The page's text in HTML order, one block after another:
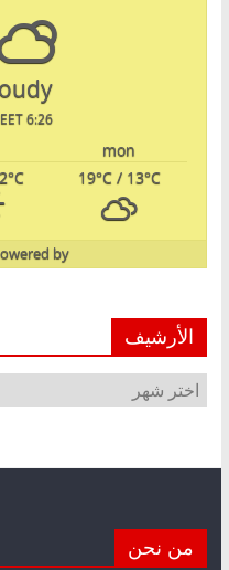
6:26 am
mon
19°C/ 13°C
°C
by
الأرشيف
الأرشيف
من نحن